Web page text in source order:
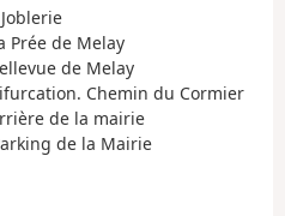
Prée de Melay
de Melay
Chemin du Cormier
de la mairie
de la Mairie